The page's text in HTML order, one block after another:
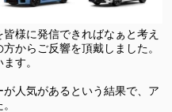
様に発信できればなぁと考え
からご反響を頂戴しました。
す。
人気があるという結果で、ア